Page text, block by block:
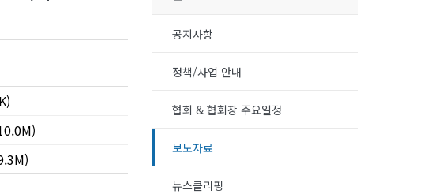
공지사항
정책/사업 안내
협회 & 협회장 주요일정
보도자료
뉴스클리핑